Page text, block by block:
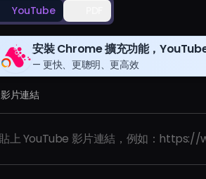
YouTube
安裝 Chrome 擴充功能，
— 更快、更聰明、更高效
影片連結